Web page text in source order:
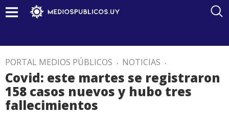
PORTAL MEDIOS PÚBLICOS . NOTICIAS .
Covid: este martes se registraron
158 casos nuevos y hubo tres
fallecimientos